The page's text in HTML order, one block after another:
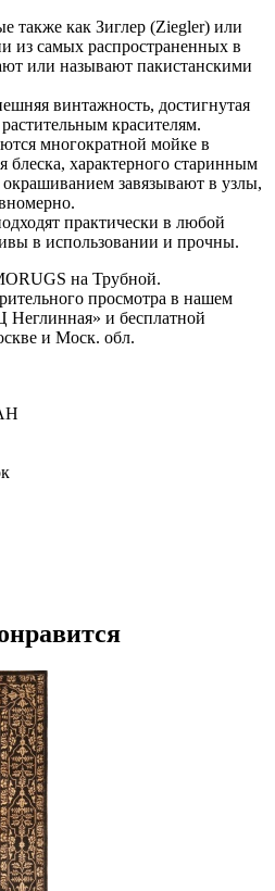
также как Зиглер (Ziegler) или
из самых распространенных в
или называют пакистанскими
винтажность, достигнутая
красителям.
многократной мойке в
блеска, характерного старинным
завязывают в узлы,
практически в любой
в использовании и прочны.
на Трубной.
просмотра в нашем
и бесплатной
и Моск. обл.